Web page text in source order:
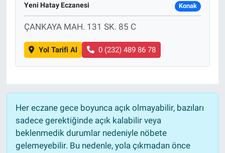
Yeni Hatay Eczanesi Konak
ÇANKAYA MAH. 131 SK. 85 C
Yol Tarifi Al 0 (232) 489 86 78
Her eczane gece boyunca açık olmayabilir, bazıları
sadece gerektiğinde açık kalabilir veya
beklenmedik durumlar nedeniyle nöbete
gelemeyebilir. Bu nedenle, yola çıkmadan önce